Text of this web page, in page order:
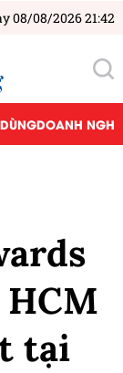
08/08/2026 21:42
DOANH
tại